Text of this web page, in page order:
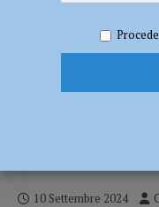
– Piacenza, il minibaseball
Sala Baganza
Baseball –
10 Settembre 2024